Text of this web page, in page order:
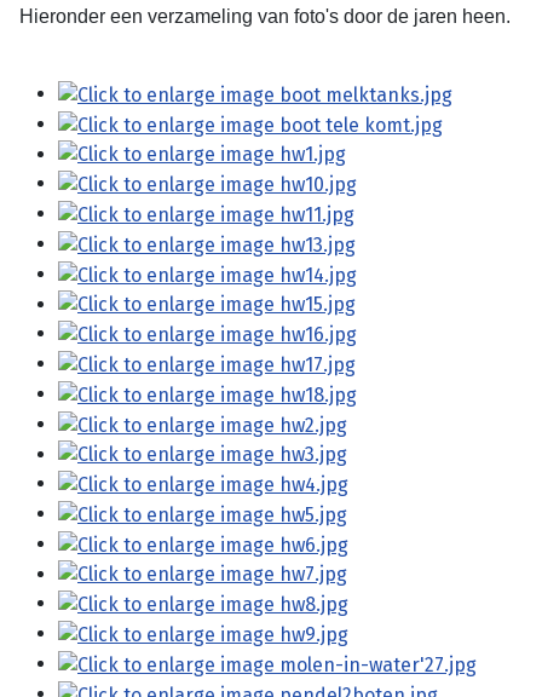
Hieronder een verzameling van foto's door de jaren heen.